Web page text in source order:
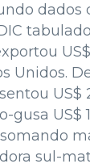
dados
Unidos.
US$
gusa US$
somando
sul-